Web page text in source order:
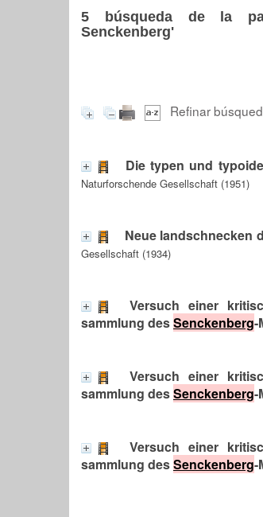
5 búsqueda de la
Senckenberg'
Refinar
Die typen und
Naturforschende Gesellschaft (1951)
Neue landschnecken
Gesellschaft (1934)
Versuch einer
sammlung desSenckenberg-
Versuch einer
sammlung desSenckenberg-
Versuch einer
sammlung desSenckenberg-